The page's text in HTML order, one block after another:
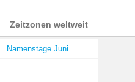
Zeitzonen weltweit
Namenstage Juni